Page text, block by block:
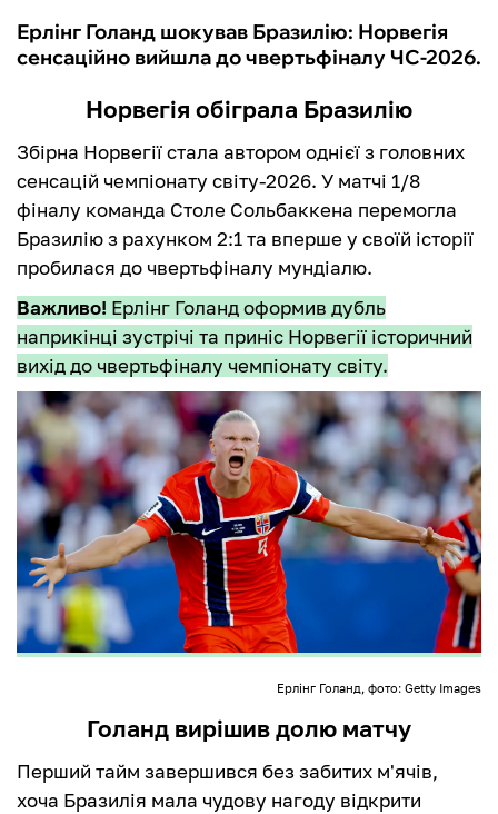
Ерлінг Голанд шокував Бразилію: Норвегія
сенсаційно вийшла до чвертьфіналу ЧС-2026.
Норвегія обіграла Бразилію
Збірна Норвегії стала автором однієї з головних
сенсацій чемпіонату світу-2026. У матчі 1/8
фіналу команда Столе Сольбаккена перемогла
Бразилію з рахунком 2:1 та вперше у своїй історії
пробилася до чвертьфіналу мундіалю.
Важливо! Ерлінг Голанд оформив дубль
наприкінці зустрічі та приніс Норвегії історичний
вихід до чвертьфіналу чемпіонату світу.
Ерлінг Голанд, фото: Getty Images
Голанд вирішив долю матчу
Перший тайм завершився без забитих м'ячів,
хоча Бразилія мала чудову нагоду відкрити